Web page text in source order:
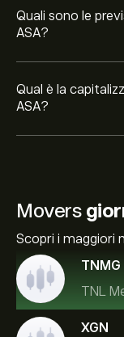
Quali sono le
ASA?
Qual è la
ASA?
Movers
Scopri i maggiori
TNMG
TNL
XGN